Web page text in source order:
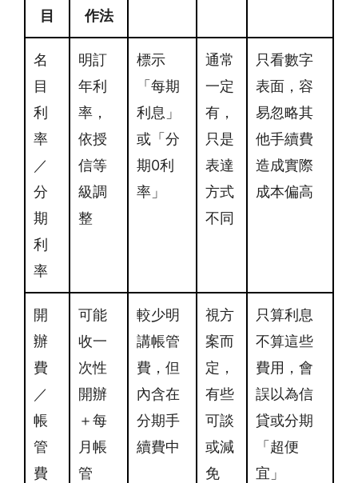
目
作法
名
目
利
率
／
分
期
利
率
明訂
年利
率，
依授
信等
級調
整
標示
「每期
利息」
或「分
期0利
率」
通常
一定
有，
只是
表達
方式
不同
只看數字
表面，容
易忽略其
他手續費
造成實際
成本偏高
開
辦
費
／
帳
管
費
可能
收一
次性
開辦
＋每
月帳
管
較少明
講帳管
費，但
內含在
分期手
續費中
視方
案而
定，
有些
可談
或減
免
只算利息
不算這些
費用，會
誤以為信
貸或分期
「超便
宜」